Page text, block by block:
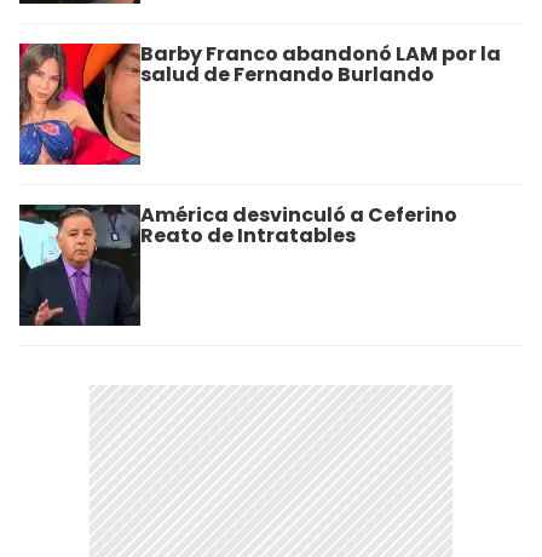
Barby Franco abandonó LAM por la
salud de Fernando Burlando
América desvinculó a Ceferino
Reato de Intratables